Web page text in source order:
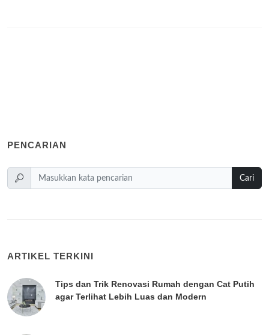
PENCARIAN
Cari
ARTIKEL TERKINI
Tips dan Trik Renovasi Rumah dengan Cat Putih
agar Terlihat Lebih Luas dan Modern